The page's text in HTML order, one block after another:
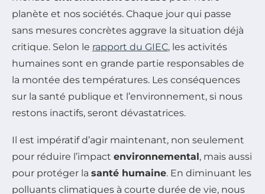
planète et nos sociétés. Chaque jour qui passe
sans mesures concrètes aggrave la situation déjà
critique. Selon le rapport du GIEC, les activités
humaines sont en grande partie responsables de
la montée des températures. Les conséquences
sur la santé publique et l’environnement, si nous
restons inactifs, seront dévastatrices.
Il est impératif d’agir maintenant, non seulement
pour réduire l’impact environnemental, mais aussi
pour protéger la santé humaine. En diminuant les
polluants climatiques à courte durée de vie, nous